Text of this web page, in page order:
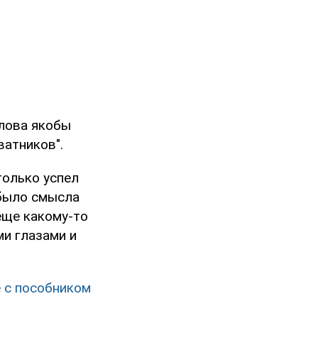
якобы
успел
смысла
какому-то
глазами и
пособником